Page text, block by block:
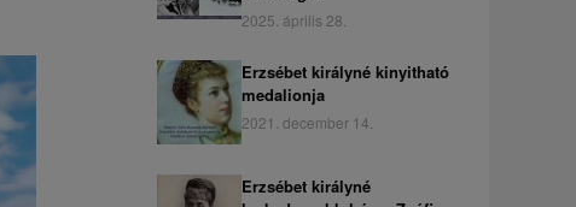
2025. április 28.
Erzsébet királyné kinyitható
medalionja
2021. december 14.
Erzsébet királyné